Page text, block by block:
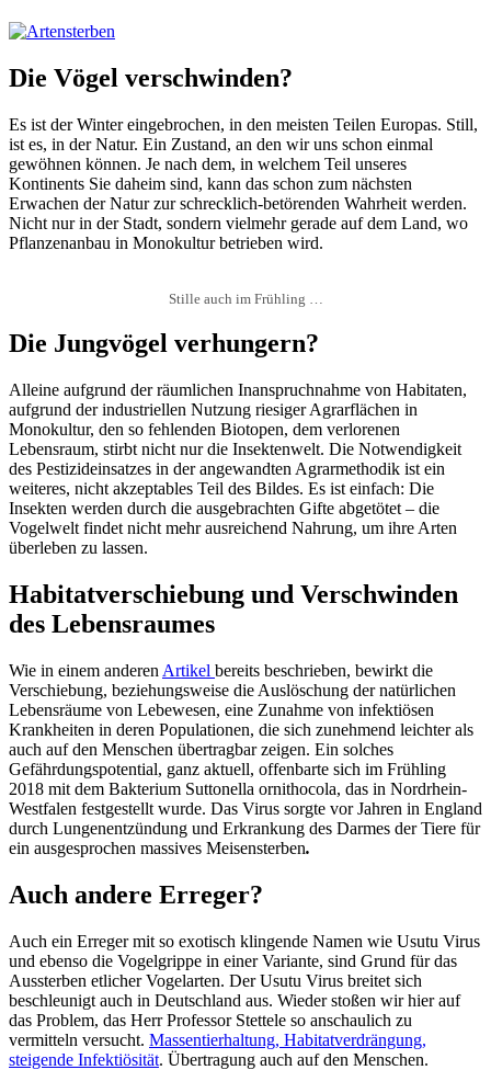
Die Vögel verschwinden?
Es ist der Winter eingebrochen, in den meisten Teilen Europas. Still,
ist es, in der Natur. Ein Zustand, an den wir uns schon einmal
gewöhnen können. Je nach dem, in welchem Teil unseres
Kontinents Sie daheim sind, kann das schon zum nächsten
Erwachen der Natur zur schrecklich-betörenden Wahrheit werden.
Nicht nur in der Stadt, sondern vielmehr gerade auf dem Land, wo
Pflanzenanbau in Monokultur betrieben wird.
Stille auch im Frühling …
Die Jungvögel verhungern?
Alleine aufgrund der räumlichen Inanspruchnahme von Habitaten,
aufgrund der industriellen Nutzung riesiger Agrarflächen in
Monokultur, den so fehlenden Biotopen, dem verlorenen
Lebensraum, stirbt nicht nur die Insektenwelt. Die Notwendigkeit
des Pestizideinsatzes in der angewandten Agrarmethodik ist ein
weiteres, nicht akzeptables Teil des Bildes. Es ist einfach: Die
Insekten werden durch die ausgebrachten Gifte abgetötet – die
Vogelwelt findet nicht mehr ausreichend Nahrung, um ihre Arten
überleben zu lassen.
Habitatverschiebung und Verschwinden
des Lebensraumes
Wie in einem anderen Artikel bereits beschrieben, bewirkt die
Verschiebung, beziehungsweise die Auslöschung der natürlichen
Lebensräume von Lebewesen, eine Zunahme von infektiösen
Krankheiten in deren Populationen, die sich zunehmend leichter als
auch auf den Menschen übertragbar zeigen. Ein solches
Gefährdungspotential, ganz aktuell, offenbarte sich im Frühling
2018 mit dem Bakterium Suttonella ornithocola, das in Nordrhein-
Westfalen festgestellt wurde. Das Virus sorgte vor Jahren in England
durch Lungenentzündung und Erkrankung des Darmes der Tiere für
ein ausgesprochen massives Meisensterben.
Auch andere Erreger?
Auch ein Erreger mit so exotisch klingende Namen wie Usutu Virus
und ebenso die Vogelgrippe in einer Variante, sind Grund für das
Aussterben etlicher Vogelarten. Der Usutu Virus breitet sich
beschleunigt auch in Deutschland aus. Wieder stoßen wir hier auf
das Problem, das Herr Professor Stettele so anschaulich zu
vermitteln versucht. Massentierhaltung, Habitatverdrängung,
steigende Infektiösität. Übertragung auch auf den Menschen.